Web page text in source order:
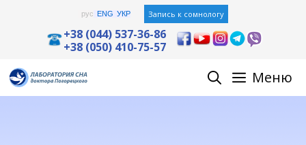
содержимому
рус ENG УКР Запись к сомнологу
+38 (044) 537-36-86
+38 (050) 410-75-57
Меню